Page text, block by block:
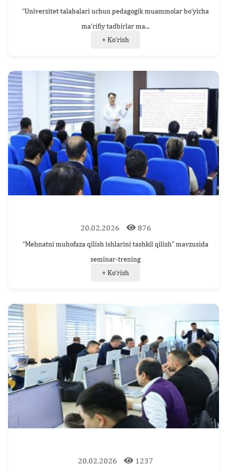
“Universitet talabalari uchun pedagogik muammolar bo‘yicha
ma’rifiy tadbirlar ma...
+ Ko‘rish
20.02.2026 876
“Mehnatni muhofaza qilish ishlarini tashkil qilish” mavzusida
seminar-trening
+ Ko‘rish
20.02.2026 1237